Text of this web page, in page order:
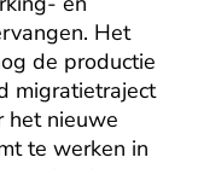
Het
de productie
migratietraject
het nieuwe
te werken in